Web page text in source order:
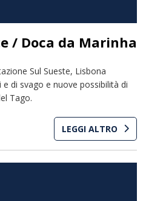
/ Doca da Marinha
Sul Sueste, Lisbona
di svago e nuove possibilità di
Tago.
LEGGI ALTRO